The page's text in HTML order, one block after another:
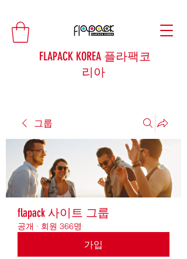
FLAPACK KOREA 플라팩코
리아
그룹
flapack 사이트 그룹
공개 · 회원 366명
가입